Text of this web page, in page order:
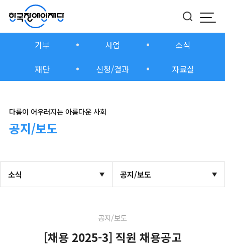
모
버튼
기부 사업
소식
재단
신청/결과 자료실
다름이 어우러지는 아름다운 사회
공지/보도
소식 공지/보도
공지/보도
[채용 2025-3] 직원 채용공고